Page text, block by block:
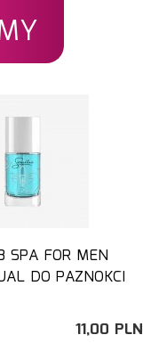
SPA FOR MEN
DO PAZNOKCI
11,00 PLN